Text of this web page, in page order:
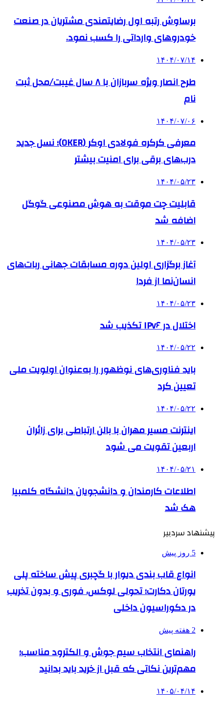
برساوش رتبه اول رضایتمندی مشتریان در صنعت
خودروهای وارداتی را کسب نمود.
۱۴۰۴/۰۷/۱۴
طرح انصار ویژه سربازان با ۸ سال غیبت/محل ثبت
نام
۱۴۰۴/۰۷/۰۶
معرفی کرکره فولادی اوکر (OKER)؛ نسل جدید
درب‌های برقی برای امنیت بیشتر
۱۴۰۴/۰۵/۲۳
قابلیت چت موقت به هوش مصنوعی گوگل
اضافه شد
۱۴۰۴/۰۵/۲۳
آغاز برگزاری اولین دوره مسابقات جهانی ربات‌های
انسان‌نما از فردا
۱۴۰۴/۰۵/۲۳
اختلال در IPv۶ تکذیب شد
۱۴۰۴/۰۵/۲۲
باید فناوری‌های نوظهور را به‌عنوان اولویت ملی
تعیین کرد
۱۴۰۴/۰۵/۲۲
اینترنت مسیر مهران با بالن ارتباطی برای زائران
اربعین تقویت می شود
۱۴۰۴/۰۵/۲۱
اطلاعات کارمندان و دانشجویان دانشگاه کلمبیا
هک شد
پیشنهاد سردبیر
5 روز پیش
انواع قاب بندی دیوار با گچبری پیش ساخته پلی
یورتان دکارت؛ تحولی لوکس، فوری و بدون تخریب
در دکوراسیون داخلی
2 هفته پیش
راهنمای انتخاب سیم جوش و الکترود مناسب؛
مهم‌ترین نکاتی که قبل از خرید باید بدانید
۱۴۰۵/۰۴/۱۴